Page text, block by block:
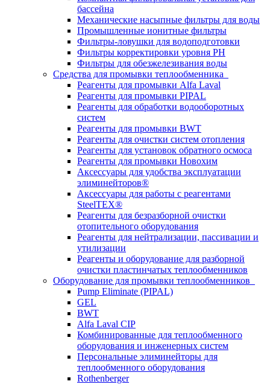
бассейна
Механические насыпные фильтры для воды
Промышленные ионитные фильтры
Фильтры-ловушки для водоподготовки
Фильтры корректировки уровня PH
Фильтры для обезжелезивания воды
Средства для промывки теплообменника
Реагенты для промывки Alfa Laval
Реагенты для промывки PIPAL
Реагенты для обработки водооборотных
систем
Реагенты для промывки BWT
Реагенты для очистки систем отопления
Реагенты для установок обратного осмоса
Реагенты для промывки Новохим
Аксессуары для удобства эксплуатации
элиминейторов®
Аксессуары для работы с реагентами
SteelTEX®
Реагенты для безразборной очистки
отопительного оборудования
Реагенты для нейтрализации, пассивации и
утилизации
Реагенты и оборудование для разборной
очистки пластинчатых теплообменников
Оборудование для промывки теплообменников
Pump Eliminate (PIPAL)
GEL
BWT
Alfa Laval CIP
Комбинированные для теплообменного
оборудования и инженерных систем
Персональные элиминейторы для
теплообменного оборудования
Rothenberger